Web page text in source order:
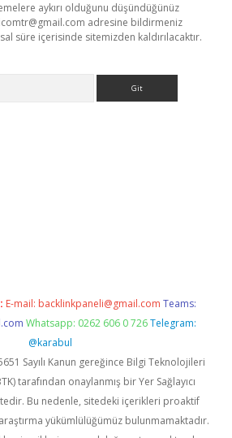
aykırı olduğunu düşündüğünüz
adresine bildirmeniz
süre içerisinde sitemizden kaldırılacaktır.
E-mail: backlinkpaneli@gmail.com Teams:
Whatsapp: 0262 606 0 726 Telegram:
@karabul
Sayılı Kanun gereğince Bilgi Teknolojileri
tarafından onaylanmış bir Yer Sağlayıcı
Bu nedenle, sitedeki içerikleri proaktif
yükümlülüğümüz bulunmamaktadır.